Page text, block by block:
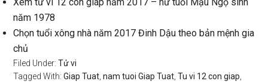
năm 1978
Chọn tuổi xông nhà năm 2017 Đinh Dậu theo bản mệnh gia
chủ
Filed Under:Tử vi
Tagged With:Giap Tuat ,nam tuoi Giap Tuat ,Tu vi 12 con giap